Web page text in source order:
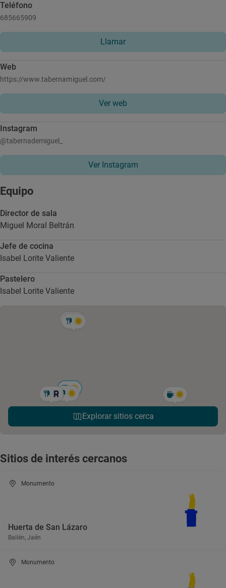
Teléfono
685665909
Llamar
Web
https://www.tabernamiguel.com/
Ver web
Instagram
@tabernademiguel_
Ver Instagram
Equipo
Director de sala
Miguel Moral Beltrán
Jefe de cocina
Isabel Lorite Valiente
Pastelero
Isabel Lorite Valiente
Explorar sitios cerca
Sitios de interés cercanos
Monumento
Huerta de San Lázaro
Bailén, Jaén
Monumento